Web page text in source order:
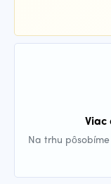
Viac
Na trhu